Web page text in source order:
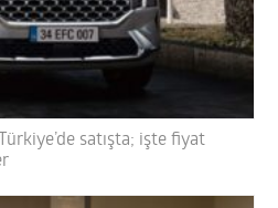
satışta; işte fiyat